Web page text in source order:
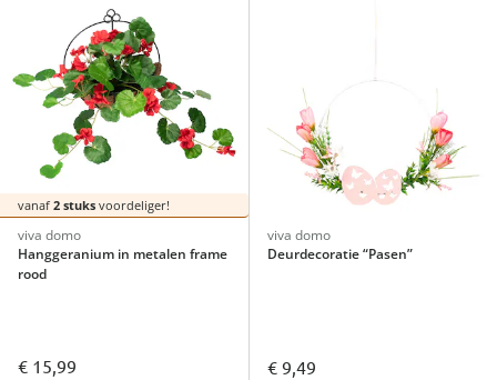
vanaf 2 stuks voordeliger!
viva domo
Hanggeranium in metalen frame
rood
€ 15,99
viva domo
Deurdecoratie “Pasen”
€ 9,49